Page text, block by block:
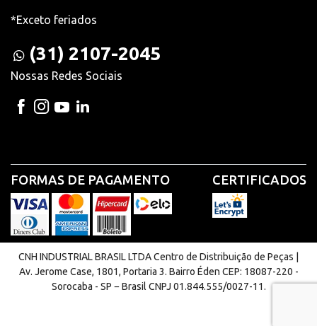
*Exceto feriados
(31) 2107-2045
Nossas Redes Sociais
FORMAS DE PAGAMENTO CERTIFICADOS
CNH INDUSTRIAL BRASIL LTDA Centro de Distribuição de Peças |
Av. Jerome Case, 1801, Portaria 3. Bairro Éden CEP: 18087-220 -
Sorocaba - SP − Brasil CNPJ 01.844.555/0027-11.